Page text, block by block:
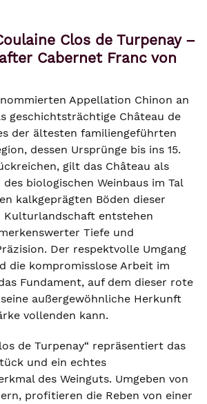
Clos de Turpenay –
Cabernet Franc von
Appellation Chinon an
geschichtsträchtige Château de
der ältesten familiengeführten
dessen Ursprünge bis ins 15.
gilt das Château als
biologischen Weinbaus im Tal
kalkgeprägten Böden dieser
entstehen
Tiefe und
Der respektvolle Umgang
die kompromisslose Arbeit im
Fundament, auf dem dieser rote
außergewöhnliche Herkunft
vollenden kann.
de Turpenay“ repräsentiert das
und ein echtes
des Weinguts. Umgeben von
profitieren die Reben von einer